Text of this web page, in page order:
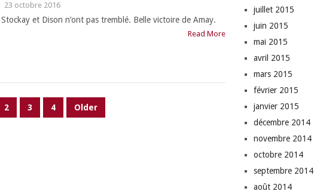
23 octobre 2016
Stockay et Dison n’ont pas tremblé. Belle victoire de Amay.
Read More
2 3 4 Older
juillet 2015
juin 2015
mai 2015
avril 2015
mars 2015
février 2015
janvier 2015
décembre 2014
novembre 2014
octobre 2014
septembre 2014
août 2014